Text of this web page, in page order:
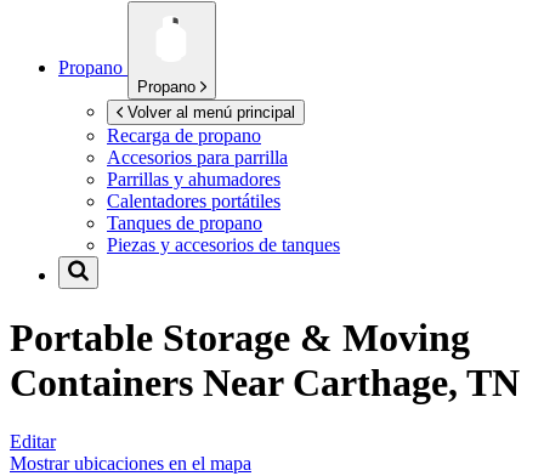
Propano
Propano
Volver al menú principal
Recarga de propano
Accesorios para parrilla
Parrillas y ahumadores
Calentadores portátiles
Tanques de propano
Piezas y accesorios de tanques
Portable Storage & Moving
Containers Near Carthage, TN
Editar
Mostrar ubicaciones en el mapa